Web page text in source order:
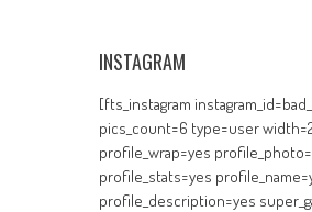
INSTAGRAM
[fts_instagram
pics_count=6 type=user
profile_wrap=yes
profile_stats=yes
profile_description=yes